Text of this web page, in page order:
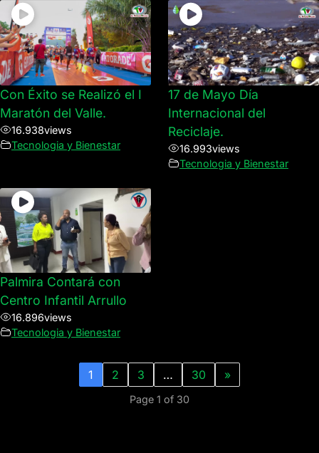
Con Éxito se Realizó el I
Maratón del Valle.
16.938views
Tecnologia y Bienestar
17 de Mayo Día
Internacional del
Reciclaje.
16.993views
Tecnologia y Bienestar
Palmira Contará con
Centro Infantil Arrullo
16.896views
Tecnologia y Bienestar
1 2 3 … 30 »
Page 1 of 30